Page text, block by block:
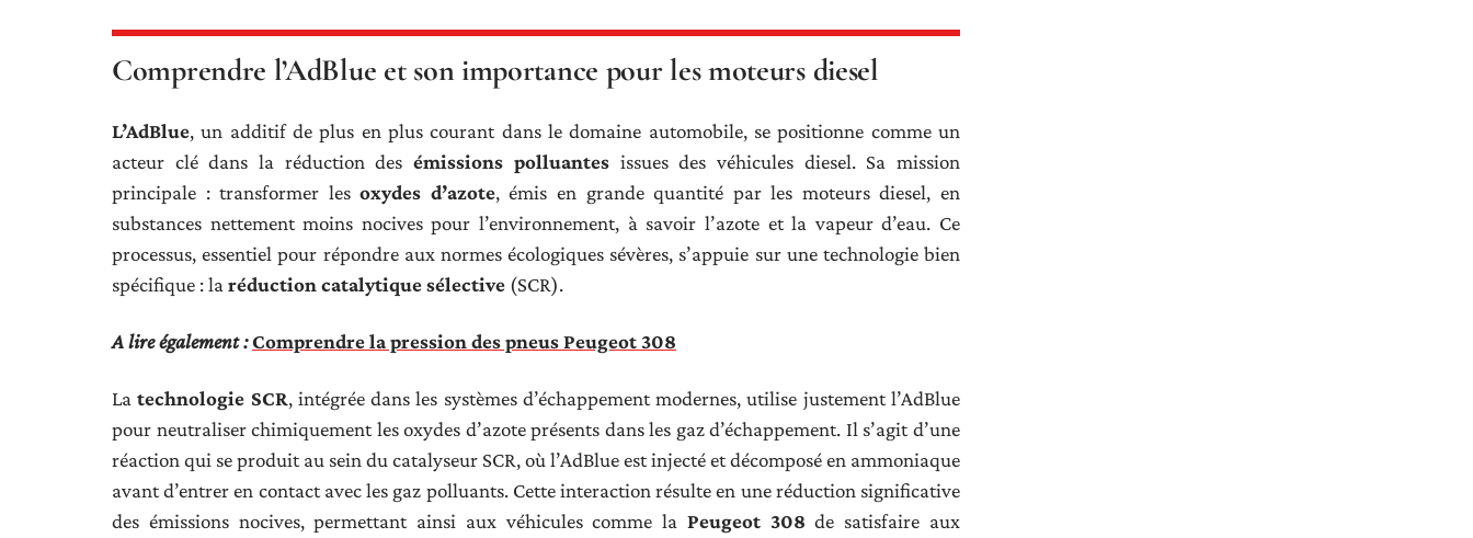
Comprendre l’AdBlue et son importance pour les moteurs diesel
L’AdBlue, un additif de plus en plus courant dans le domaine automobile, se positionne comme un
acteur clé dans la réduction desémissions polluantesissues des véhicules diesel. Sa mission
principale : transformer lesoxydes d’azote, émis en grande quantité par les moteurs diesel, en
substances nettement moins nocives pour l’environnement, à savoir l’azote et la vapeur d’eau. Ce
processus, essentiel pour répondre aux normes écologiques sévères, s’appuie sur une technologie bien
spécifique : la réduction catalytique sélective (SCR).
A lire également :Comprendre la pression des pneus Peugeot 308
Latechnologie SCR, intégrée dans les systèmes d’échappement modernes, utilise justement l’AdBlue
pour neutraliser chimiquement les oxydes d’azote présents dans les gaz d’échappement. Il s’agit d’une
réaction qui se produit au sein du catalyseur SCR, où l’AdBlue est injecté et décomposé en ammoniaque
avant d’entrer en contact avec les gaz polluants. Cette interaction résulte en une réduction significative
des émissions nocives, permettant ainsi aux véhicules comme la Peugeot 308 de satisfaire aux